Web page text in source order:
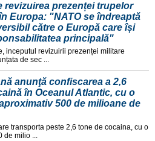
revizuirea prezenței trupelor
Europa: "NATO se îndreaptă
către o Europă care își
principală"
inceputul revizuirii prezenței militare
de sec ...
anunţă confiscarea a 2,6
în Oceanul Atlantic, cu o
500 de milioane de
transporta peste 2,6 tone de cocaina, cu o
de milio ...